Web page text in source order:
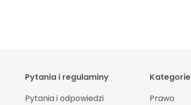
Pytania i regulaminy
Pytania i odpowiedzi
Kategorie
Prawo